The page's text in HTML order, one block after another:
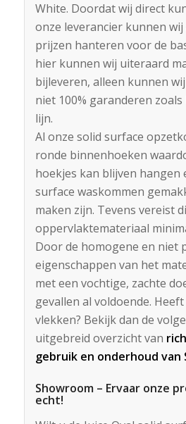
White. Doordat wij direct
onze leverancier kunnen
prijzen hanteren voor de
hier kunnen wij uiteraard
bijleveren, alleen kunnen
niet 100% garanderen
lijn.
Al onze solid surface
ronde binnenhoeken
hoekjes kan blijven hangen
surface waskommen
maken zijn. Tevens vereist
oppervlaktemateriaal
Door de homogene en niet
eigenschappen van het
met een vochtige, zachte
gevallen al voldoende.
vlekken? Bekijk dan de
uitgebreid overzicht van
gebruik en onderhoud van
Showroom – Ervaar onze
echt!